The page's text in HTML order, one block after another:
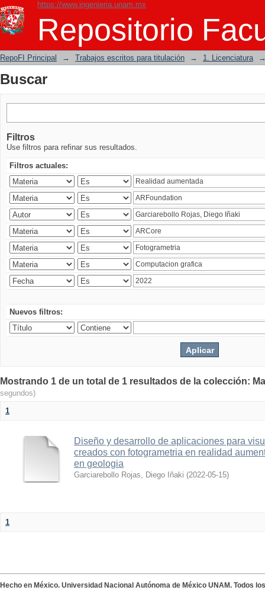
https://www.ingenieria.unam.mx
Repositorio
Buscar
RepoFI Principal → Trabajos escritos para titulación → 1. Licenciatura
Buscar
Filtros
Use filtros para refinar sus resultados.
Filtros actuales:
Nuevos filtros:
Mostrando 1 de un total de 1 resultados de la colección:
segundos)
1
Diseño y desarrollo de aplicaciones para
creados con fotogrametria en realidad
en geologia
Garciarebollo Rojas, Diego Iñaki (2022-05-15)
1
Hecho en México. Universidad Nacional Autónoma de México UNAM. Todos